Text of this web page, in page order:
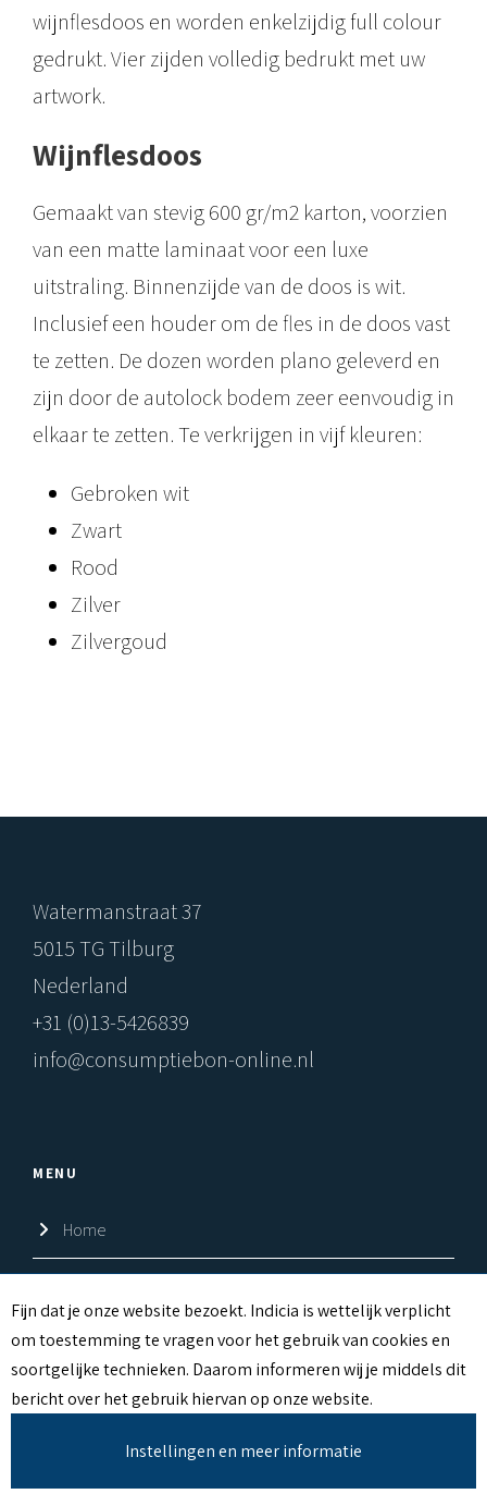
C
O
O
K
Fijn dat je onze website bezoekt. Indicia is wettelijk verplicht
om toestemming te vragen voor het gebruik van cookies en
soortgelijke technieken. Daarom informeren wij je middels dit
bericht over het gebruik hiervan op onze website.
Instellingen en meer informatie
wijnflesdoos en worden enkelzijdig full colour
gedrukt. Vier zijden volledig bedrukt met uw
artwork.
Wijnflesdoos
Gemaakt van stevig 600 gr/m2 karton, voorzien
van een matte laminaat voor een luxe
uitstraling. Binnenzijde van de doos is wit.
Inclusief een houder om de fles in de doos vast
te zetten. De dozen worden plano geleverd en
zijn door de autolock bodem zeer eenvoudig in
elkaar te zetten. Te verkrijgen in vijf kleuren:
Gebroken wit
Zwart
Rood
Zilver
Zilvergoud
Watermanstraat 37
5015 TG Tilburg
Nederland
+31 (0)13-5426839
info@consumptiebon-online.nl
MENU
Home
Over ons
Contact